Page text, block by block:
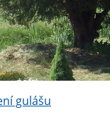
gulášu